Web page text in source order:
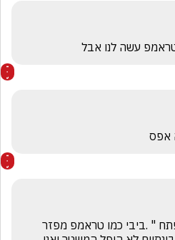
עשה לנו אבל
אפס